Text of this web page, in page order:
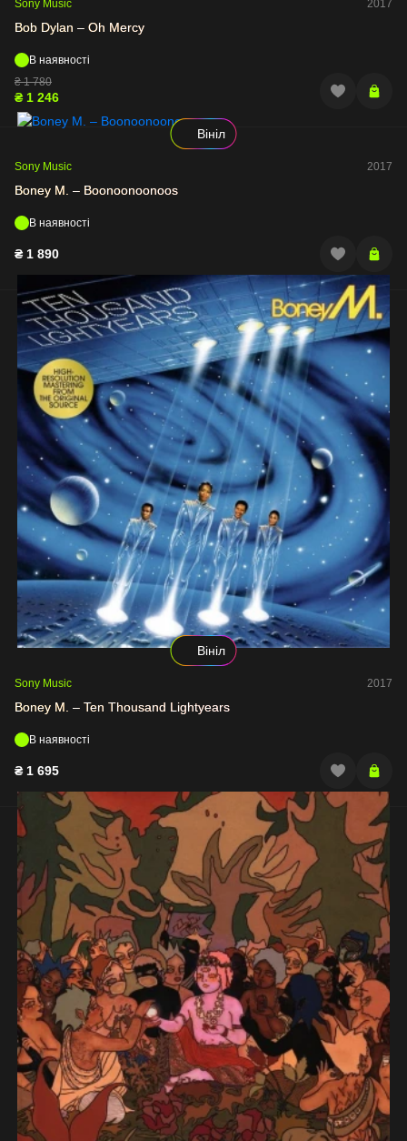
Sony Music 2017
Bob Dylan – Oh Mercy
В наявності
₴1 780
₴ 1 246
Вініл
Sony Music 2017
Boney M. – Boonoonoonoos
В наявності
₴ 1 890
Вініл
Sony Music 2017
Boney M. – Ten Thousand Lightyears
В наявності
₴ 1 695